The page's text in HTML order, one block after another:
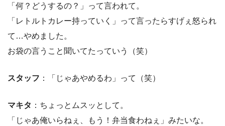
「何？どうするの？」って言われて。
「レトルトカレー持っていく」って言ったらすげぇ怒られ
て…やめました。
お袋の言うこと聞いてたっていう（笑）
スタッフ ：「じゃあやめるわ」って（笑）
マキタ ：ちょっとムスッとして。
「じゃあ俺いらねぇ、もう！弁当食わねぇ」みたいな。